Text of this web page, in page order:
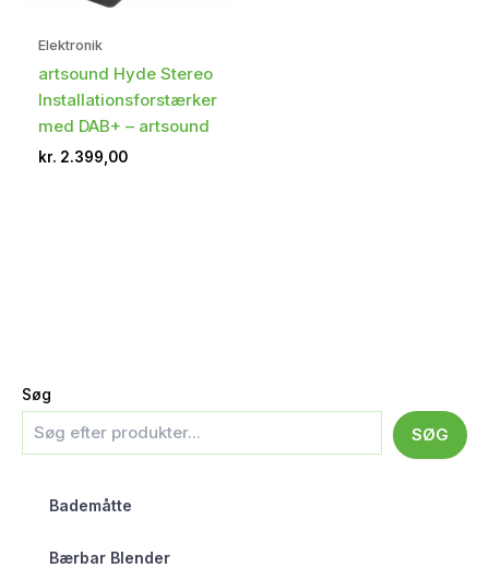
Søg
SØG
Bademåtte
Bærbar Blender
Elektronik
artsound Hyde Stereo
Installationsforstærker
med DAB+ – artsound
kr. 2.399,00